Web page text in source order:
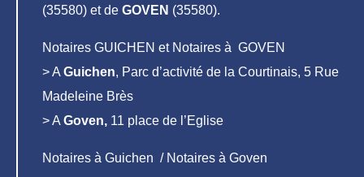
(35580) et de GOVEN (35580).
Notaires GUICHEN et Notaires à GOVEN
> A Guichen, Parc d’activité de la Courtinais, 5 Rue
Madeleine Brès
> A Goven, 11 place de l’Eglise
Notaires à Guichen / Notaires à Goven